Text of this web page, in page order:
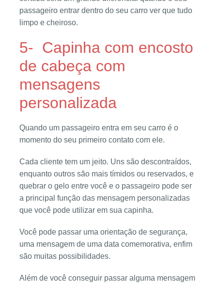
passageiro entrar dentro do seu carro ver que tudo
limpo e cheiroso.
5- Capinha com encosto
de cabeça com
mensagens
personalizada
Quando um passageiro entra em seu carro é o
momento do seu primeiro contato com ele.
Cada cliente tem um jeito. Uns são descontraídos,
enquanto outros são mais tímidos ou reservados, e
quebrar o gelo entre você e o passageiro pode ser
a principal função das mensagem personalizadas
que você pode utilizar em sua capinha.
Você pode passar uma orientação de segurança,
uma mensagem de uma data comemorativa, enfim
são muitas possibilidades.
Além de você conseguir passar alguma mensagem